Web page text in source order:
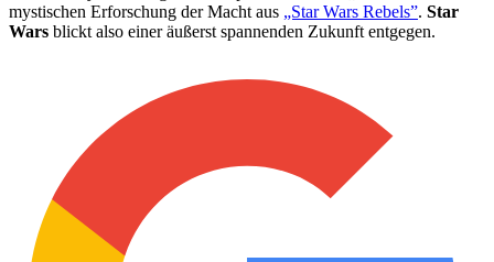
mystischen Erforschung der Macht aus „Star Wars Rebels”. Star
Wars blickt also einer äußerst spannenden Zukunft entgegen.